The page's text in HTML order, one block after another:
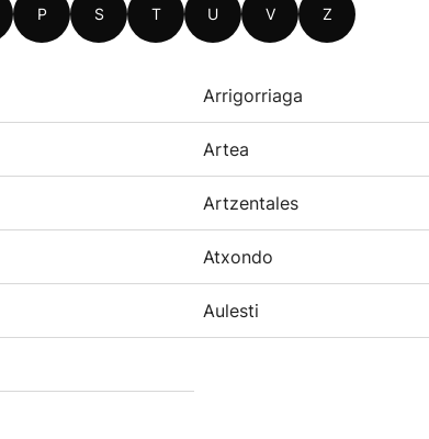
P S T U V Z
Arrigorriaga
Artea
Artzentales
Atxondo
Aulesti